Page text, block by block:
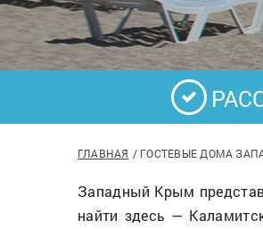
ГЛАВНАЯ ГОСТЕВЫЕ ДОМА
Западный Крым
найти здесь —